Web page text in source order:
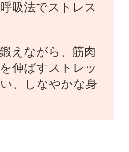
吸法でストレス
えながら、筋肉
伸ばすストレッ
、しなやかな身